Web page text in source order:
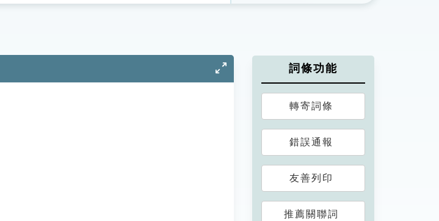
詞條功能
轉寄詞條
錯誤通報
友善列印
推薦關聯詞